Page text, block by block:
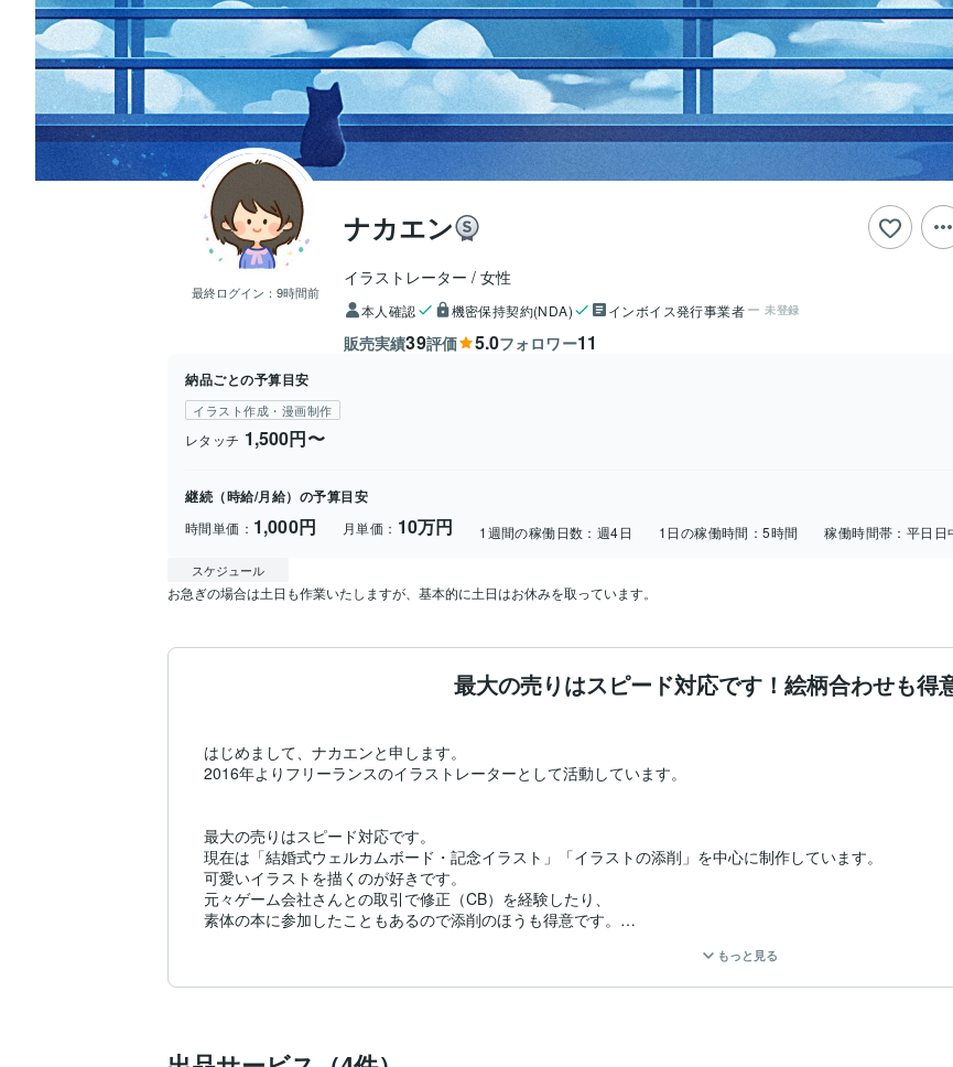
最終ログイン： 9時間前
ナカエン
イラストレーター 女性
本人確認 機密保持契約(NDA) インボイス発行事業者 未登録
販売実績39評価 5.0フォロワー11
納品ごとの予算目安
イラスト作成・漫画制作
レタッチ 1,500円〜
継続（時給/月給）の予算目安
時間単価： 1,000円 月単価： 10万円 1週間の稼働日数： 週4日 1日の稼働時間：5時間 稼働時間帯： 平日日
スケジュール
お急ぎの場合は土日も作業いたしますが、基本的に土日はお休みを取っています。
最大の売りはスピード対応です！絵柄合わせも得
はじめまして、ナカエンと申します。
2016年よりフリーランスのイラストレーターとして活動しています。
最大の売りはスピード対応です。
現在は「結婚式ウェルカムボード・記念イラスト」「イラストの添削」を中心に制作しています。
可愛いイラストを描くのが好きです。
元々ゲーム会社さんとの取引で修正（CB）を経験したり、
素体の本に参加したこともあるので添削のほうも得意です。
もっと見る